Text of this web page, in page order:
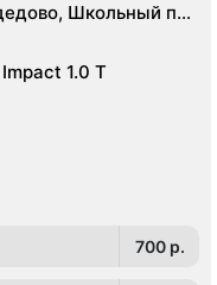
Школьный пр.,
1.0 Т
700 p.